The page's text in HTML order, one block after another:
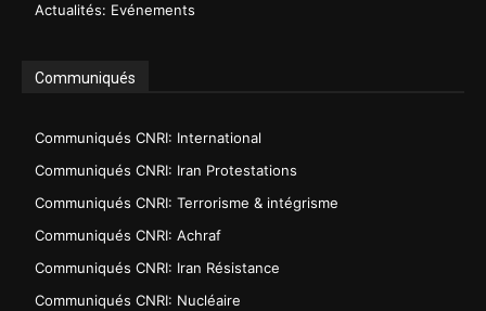
Actualités: Evénements
Communiqués
Communiqués CNRI: International
Communiqués CNRI: Iran Protestations
Communiqués CNRI: Terrorisme & intégrisme
Communiqués CNRI: Achraf
Communiqués CNRI: Iran Résistance
Communiqués CNRI: Nucléaire